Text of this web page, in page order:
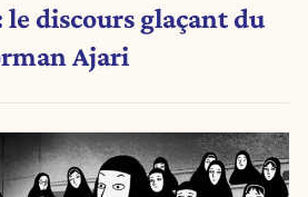
discours glaçant du
Ajari